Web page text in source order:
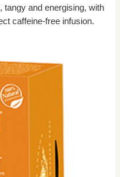
tangy and energising, with
caffeine-free infusion.